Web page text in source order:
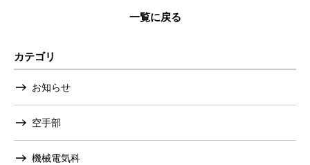
一覧に戻る
カテゴリ
お知らせ
空手部
機械電気科